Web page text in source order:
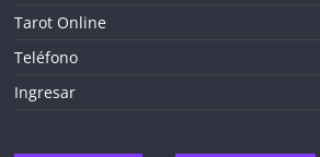
Tarot Online
Teléfono
Ingresar